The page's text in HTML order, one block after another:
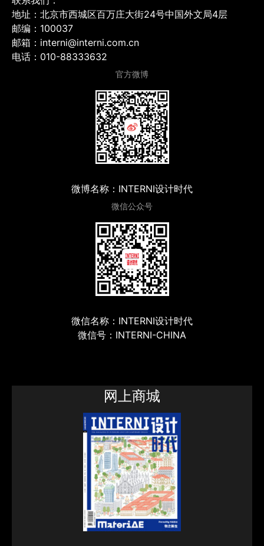
地址：北京市西城区百万庄大街24号中国外文局4层
邮编：100037
邮箱：interni@interni.com.cn
电话：010-88333632
官方微博
微博名称：INTERNI设计时代
微信公众号
微信名称：INTERNI设计时代
微信号：INTERNI-CHINA
网上商城